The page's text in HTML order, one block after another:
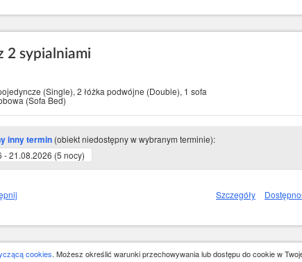
2 sypialniami
(Single), 2 łóżka podwójne (Double), 1 sofa
(Sofa Bed)
inny termin (obiekt niedostępny w wybranym terminie):
- 21.08.2026 (5 nocy)
Szczegóły
cookies. Możesz określić warunki przechowywania lub dostępu do cookie w